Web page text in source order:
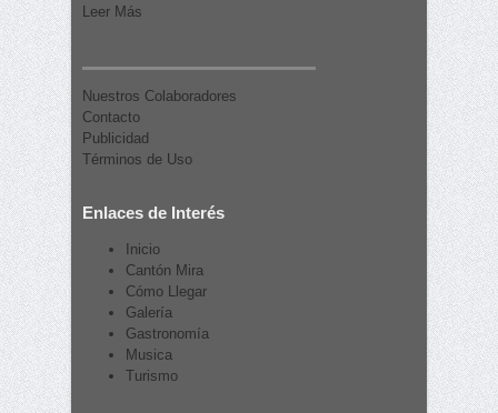
Leer Más
Nuestros Colaboradores
Contacto
Publicidad
Términos de Uso
Enlaces de Interés
Inicio
Cantón Mira
Cómo Llegar
Galería
Gastronomía
Musica
Turismo